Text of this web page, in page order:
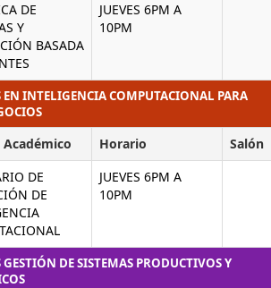
DE
Y
BASADA
JUEVES 6PM A
10PM
EN INTELIGENCIA COMPUTACIONAL PARA
Académico Horario
Salón
DE
DE
JUEVES 6PM A
10PM
GESTIÓN DE SISTEMAS PRODUCTIVOS Y